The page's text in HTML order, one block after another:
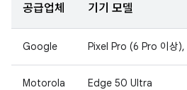
공급업체 기기 모델
Google Pixel Pro (6 Pro 이상
Motorola Edge 50 Ultra